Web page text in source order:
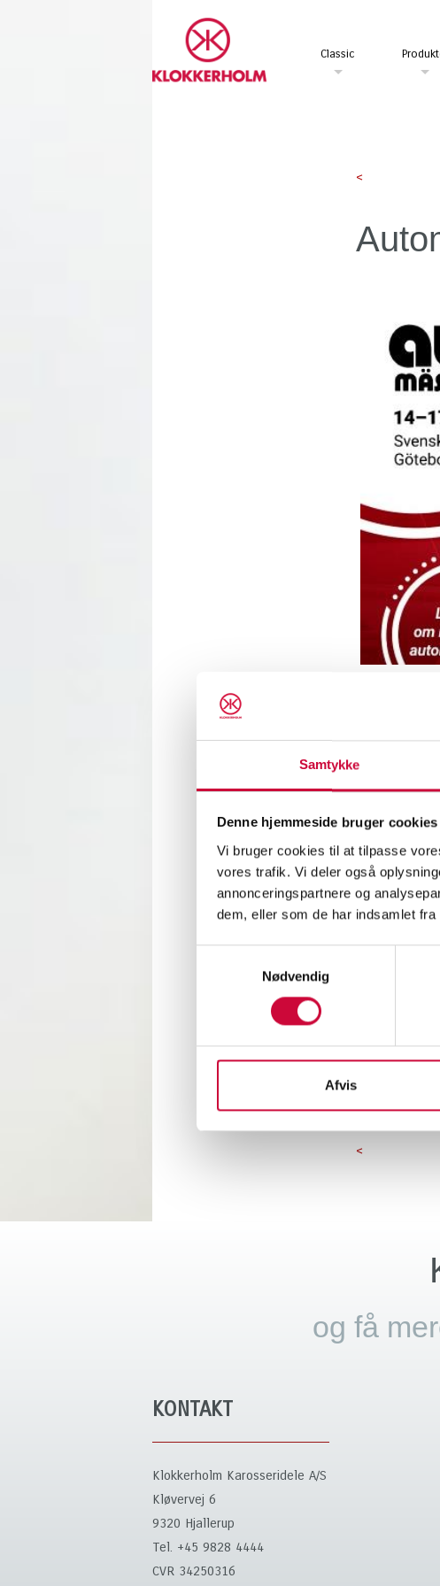
Samtykke
Denne hjemmeside bruger cookies
Vi bruger cookies til at tilpasse
vores trafik. Vi deler også
annonceringspartnere og
dem, eller som de har indsamlet
Nødvendig
Afvis
Classic
<
I næste uge
Automässan
vores ydelser
Ved at klikke
Vi ses på
Onsdag 14.
Torsdag 15.
Lørdag 17.
<
og få
KONTAKT
Klokkerholm Karosseridele A/S
Kløvervej 6
9320 Hjallerup
Tel. +45 9828 4444
CVR 34250316